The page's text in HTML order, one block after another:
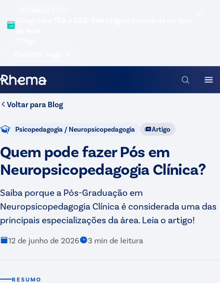
Voltar para Blog
Psicopedagogia / Neuropsicopedagogia Artigo
Quem pode fazer Pós em
Neuropsicopedagogia Clínica?
Saiba porque a Pós-Graduação em
Neuropsicopedagogia Clínica é considerada uma das
principais especializações da área. Leia o artigo!
12 de junho de 2026 3 min de leitura
RESUMO